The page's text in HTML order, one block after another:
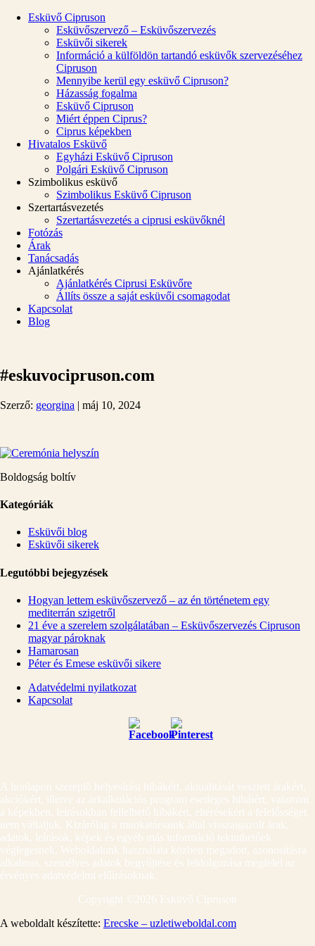
Esküvő Cipruson
Esküvőszervező – Esküvőszervezés
Esküvői sikerek
Információ a külföldön tartandó esküvők szervezéséhez
Cipruson
Mennyibe kerül egy esküvő Cipruson?
Házasság fogalma
Esküvő Cipruson
Miért éppen Ciprus?
Ciprus képekben
Hivatalos Esküvő
Egyházi Esküvő Cipruson
Polgári Esküvő Cipruson
Szimbolikus esküvő
Szimbolikus Esküvő Cipruson
Szertartásvezetés
Szertartásvezetés a ciprusi esküvőknél
Fotózás
Árak
Tanácsadás
Ajánlatkérés
Ajánlatkérés Ciprusi Esküvőre
Állíts össze a saját esküvői csomagodat
Kapcsolat
Blog
#eskuvocipruson.com
Szerző: georgina | máj 10, 2024
Boldogság boltív
Kategóriák
Esküvői blog
Esküvői sikerek
Legutóbbi bejegyzések
Hogyan lettem esküvőszervező – az én történetem egy
mediterrán szigetről
21 éve a szerelem szolgálatában – Esküvőszervezés Cipruson
magyar pároknak
Hamarosan
Péter és Emese esküvői sikere
Adatvédelmi nyilatkozat
Kapcsolat
A honlapon szereplő helyesírási hibákért, aktualitását vesztett árakért,
akciókért, illetve az árkalkulációs program esetleges hibáiért, valamint
a képekben, leírásokban fellelhető hibákért, eltérésekért a felelősséget
nem vállaljuk. Kizárólag a munkatársaink által visszaigazolt árak,
adatok, leírások, képek és egyéb más információ tekinthetőek
véglegesnek. Weboldalunk használata közben megadott, azonosításra
alkalmas, személyes adatok begyűjtése és feldolgozása megfelel az
érvényes adatvédelmi előírásoknak.
Copyright ©
2026 Esküvő Cipruson
A weboldalt készítette: Erecske – uzletiweboldal.com